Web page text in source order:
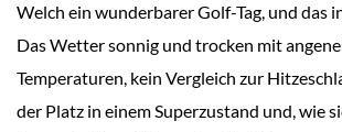
Welch ein wunderbarer Golf-Tag, und das
Das Wetter sonnig und trocken mit
Temperaturen, kein Vergleich zur
der Platz in einem Superzustand und, wie